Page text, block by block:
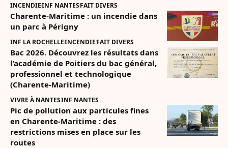
INCENDIEINF NANTESFAIT DIVERS
Charente-Maritime : un incendie dans
un parc à Périgny
INF LA ROCHELLEINCENDIEFAIT DIVERS
Bac 2026. Découvrez les résultats dans
l’académie de Poitiers du bac général,
professionnel et technologique
(Charente-Maritime)
VIVRE À NANTESINF NANTES
Pic de pollution aux particules fines
en Charente-Maritime : des
restrictions mises en place sur les
routes